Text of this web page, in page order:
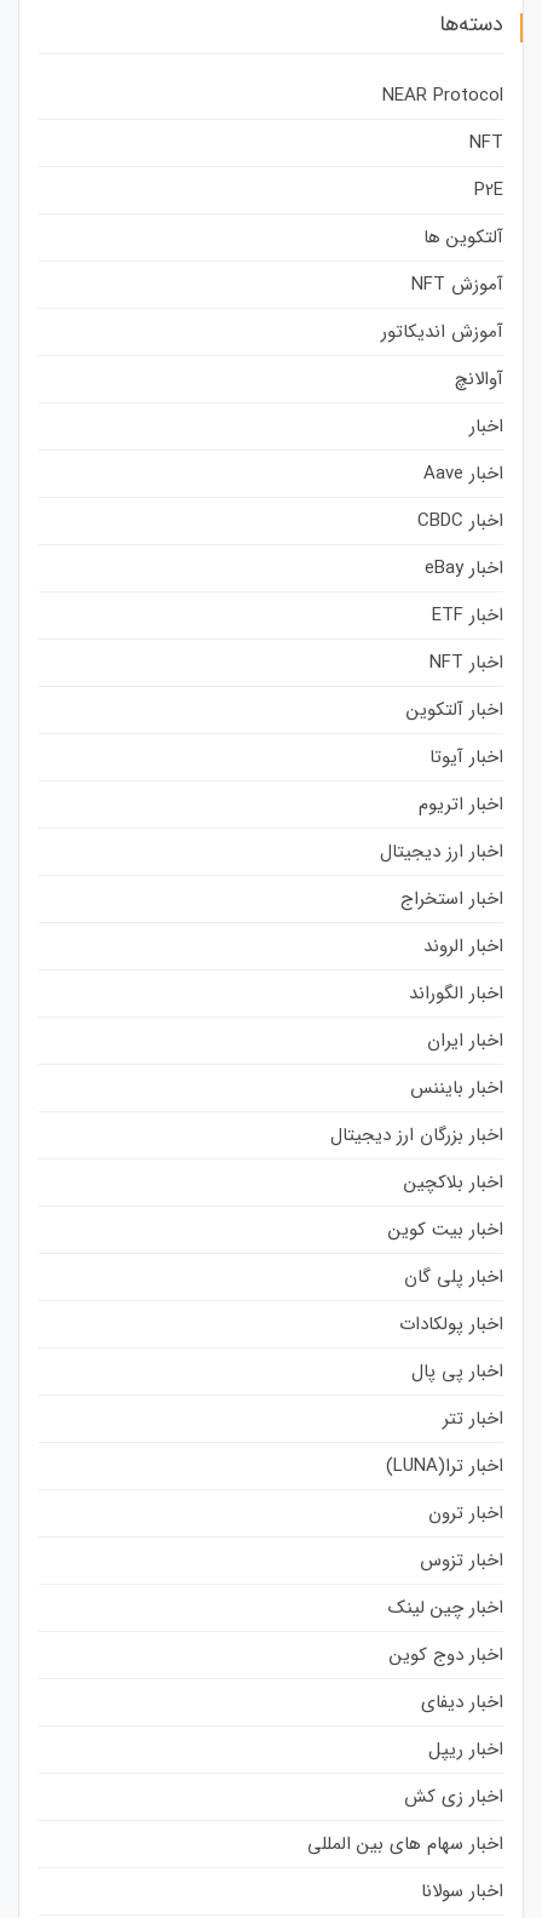
دسته‌ها
NEAR Protocol
NFT
P2E
آلتکوین ها
آموزش NFT
آموزش اندیکاتور
آوالانچ
اخبار
اخبار Aave
اخبار CBDC
اخبار eBay
اخبار ETF
اخبار NFT
اخبار آلتکوین
اخبار آیوتا
اخبار اتریوم
اخبار ارز دیجیتال
اخبار استخراج
اخبار الروند
اخبار الگوراند
اخبار ایران
اخبار بایننس
اخبار بزرگان ارز دیجیتال
اخبار بلاکچین
اخبار بیت کوین
اخبار پلی گان
اخبار پولکادات
اخبار پی پال
اخبار تتر
اخبار ترا(LUNA)
اخبار ترون
اخبار تزوس
اخبار چین لینک
اخبار دوج کوین
اخبار دیفای
اخبار ریپل
اخبار زی کش
اخبار سهام های بین المللی
اخبار سولانا